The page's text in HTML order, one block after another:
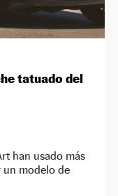
tatuado del
han usado más
modelo de